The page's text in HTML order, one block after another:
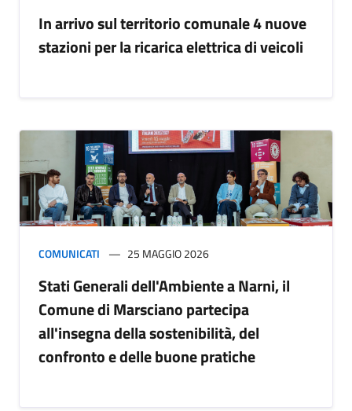
In arrivo sul territorio comunale 4 nuove
stazioni per la ricarica elettrica di veicoli
COMUNICATI 25 MAGGIO 2026
Stati Generali dell'Ambiente a Narni, il
Comune di Marsciano partecipa
all'insegna della sostenibilità, del
confronto e delle buone pratiche